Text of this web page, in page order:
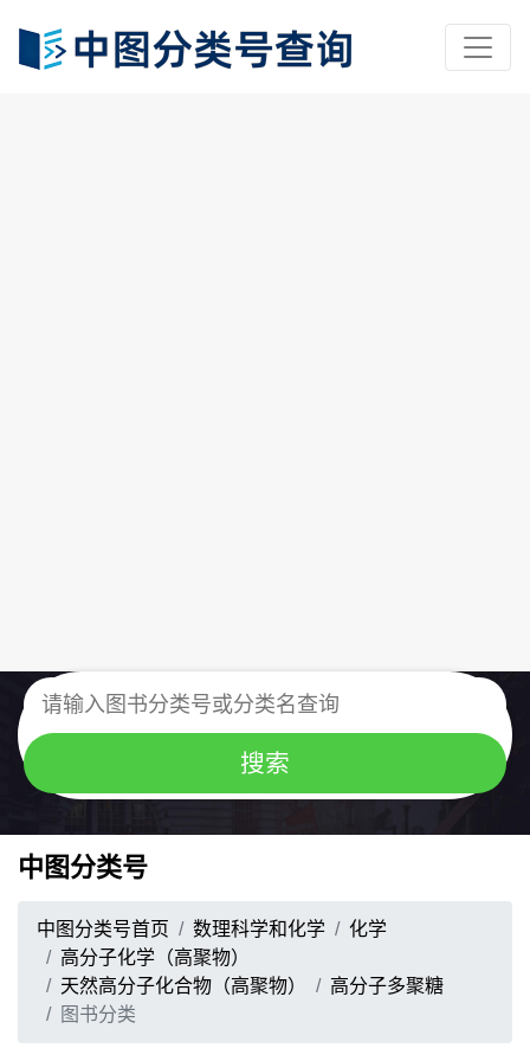
中图分类号
中图分类号首页 数理科学和化学
化学
高分子化学（高聚物）
天然高分子化合物（高聚物）
高分子多聚糖
图书分类